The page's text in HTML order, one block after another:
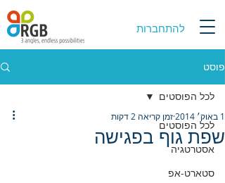
להתחברות
פוסט
לכל הפוסטים
אסטרטגיה
סטארט-אפ
לכל הפוסטים
שפת גוף בפגישה
1 באוק׳ 2014 זמן קריאה 2 דקות